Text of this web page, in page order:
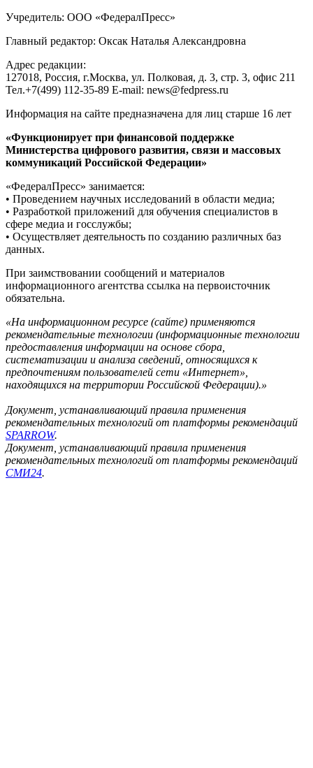
Учредитель: ООО «ФедералПресс»
Главный редактор: Оксак Наталья Александровна
Адрес редакции:
127018, Россия, г.Москва, ул. Полковая, д. 3, стр. 3, офис 211
Тел.+7(499) 112-35-89 E-mail: news@fedpress.ru
Информация на сайте предназначена для лиц старше 16 лет
«Функционирует при финансовой поддержке
Министерства цифрового развития, связи и массовых
коммуникаций Российской Федерации»
«ФедералПресс» занимается:
• Проведением научных исследований в области медиа;
• Разработкой приложений для обучения специалистов в
сфере медиа и госслужбы;
• Осуществляет деятельность по созданию различных баз
данных.
При заимствовании сообщений и материалов
информационного агентства ссылка на первоисточник
обязательна.
«На информационном ресурсе (сайте) применяются
рекомендательные технологии (информационные технологии
предоставления информации на основе сбора,
систематизации и анализа сведений, относящихся к
предпочтениям пользователей сети «Интернет»,
находящихся на территории Российской Федерации).»
Документ, устанавливающий правила применения
рекомендательных технологий от платформы рекомендаций
SPARROW.
Документ, устанавливающий правила применения
рекомендательных технологий от платформы рекомендаций
СМИ24.